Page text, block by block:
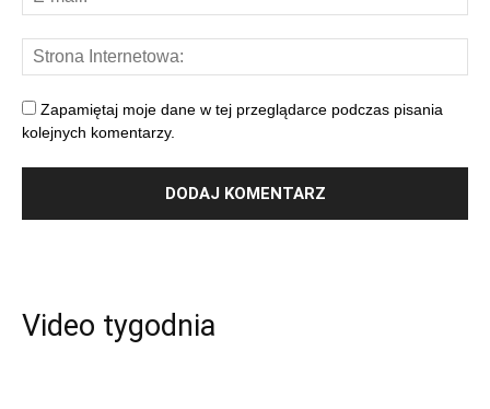
Zapamiętaj moje dane w tej przeglądarce podczas pisania
kolejnych komentarzy.
Video tygodnia